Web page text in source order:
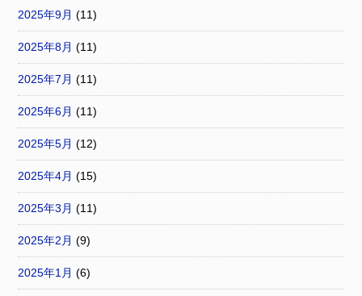
2025年9月 (11)
2025年8月 (11)
2025年7月 (11)
2025年6月 (11)
2025年5月 (12)
2025年4月 (15)
2025年3月 (11)
2025年2月 (9)
2025年1月 (6)